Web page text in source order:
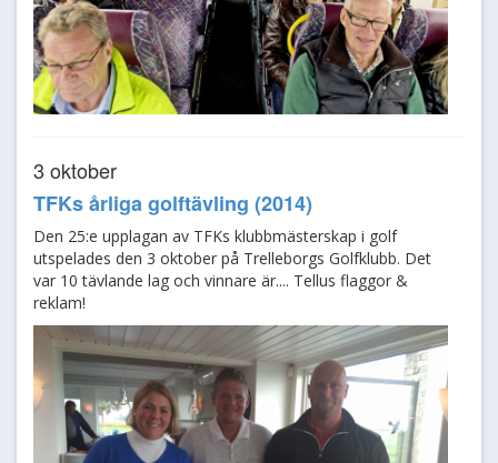
3 oktober
TFKs årliga golftävling (2014)
Den 25:e upplagan av TFKs klubbmästerskap i golf
utspelades den 3 oktober på Trelleborgs Golfklubb. Det
var 10 tävlande lag och vinnare är.... Tellus flaggor &
reklam!